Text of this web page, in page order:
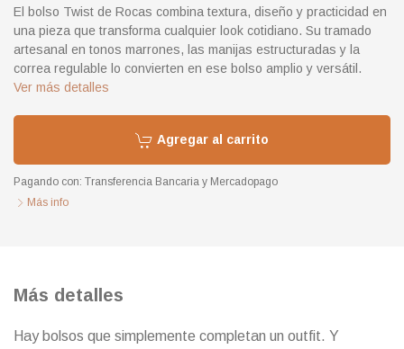
El bolso Twist de Rocas combina textura, diseño y practicidad en
una pieza que transforma cualquier look cotidiano. Su tramado
artesanal en tonos marrones, las manijas estructuradas y la
correa regulable lo convierten en ese bolso amplio y versátil.
Ver más detalles
Agregar al carrito
Pagando con: Transferencia Bancaria y Mercadopago
Más info
Más detalles
Hay bolsos que simplemente completan un outfit. Y